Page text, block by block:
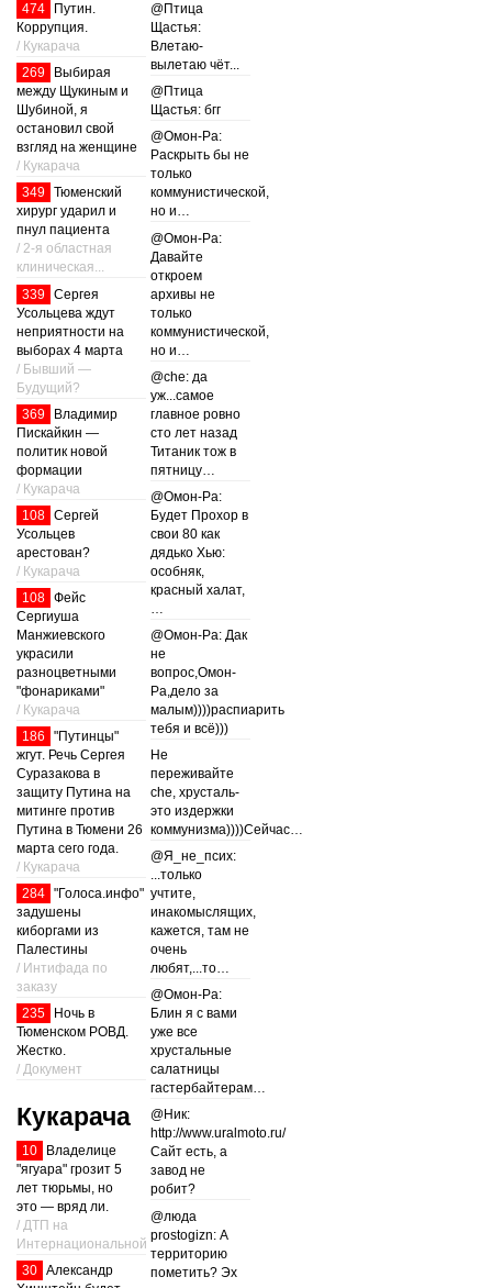
474
Путин.
Коррупция.
/ Кукарача
269
Выбирая
между Щукиным и
Шубиной, я
остановил свой
взгляд на женщине
/ Кукарача
349 Тюменский
хирург ударил и
пнул пациента
/ 2-я областная
клиническая...
339 Сергея
Усольцева ждут
неприятности на
выборах 4 марта
/ Бывший —
Будущий?
369
Владимир
Пискайкин —
политик новой
формации
/ Кукарача
108 Сергей
Усольцев
арестован?
/ Кукарача
108 Фейс
Сергиуша
Манжиевского
украсили
разноцветными
"фонариками"
/ Кукарача
186
"Путинцы"
жгут. Речь Сергея
Суразакова в
защиту Путина на
митинге против
Путина в Тюмени 26
марта сего года.
/ Кукарача
284 "Голоса.инфо"
задушены
киборгами из
Палестины
/ Интифада по
заказу
235
Ночь в
Тюменском РОВД.
Жестко.
/ Документ
Кукарача
10
Владелице
"ягуара" грозит 5
лет тюрьмы, но
это — вряд ли.
/ ДТП на
Интернациональной
30 Александр
@Птица
Щастья:
Влетаю-
вылетаю чёт...
@Птица
Щастья: бгг
@Омон-Ра:
Раскрыть бы не
только
коммунистической,
но и…
@Омон-Ра:
Давайте
откроем
архивы не
только
коммунистической,
но и…
@che: да
уж...самое
главное ровно
сто лет назад
Титаник тож в
пятницу…
@Омон-Ра:
Будет Прохор в
свои 80 как
дядько Хью:
особняк,
красный халат,
@Омон-Ра: Дак
не
вопрос,Омон-
Ра,дело за
малым))))распиарить
тебя и всё)))
Не
переживайте
che, хрусталь-
это издержки
коммунизма))))Сейчас…
@Я_не_псих:
...только
учтите,
инакомыслящих,
кажется, там не
очень
любят,...то…
@Омон-Ра:
Блин я с вами
уже все
хрустальные
салатницы
гастербайтерам…
@Ник:
http://www.uralmoto.ru/
Сайт есть, а
завод не
робит?
@люда
prostogizn: А
территорию
пометить? Эх